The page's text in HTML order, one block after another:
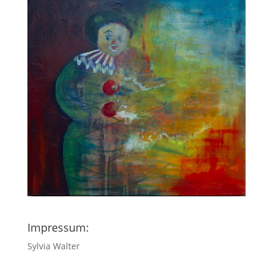
Impressum:
Sylvia Walter